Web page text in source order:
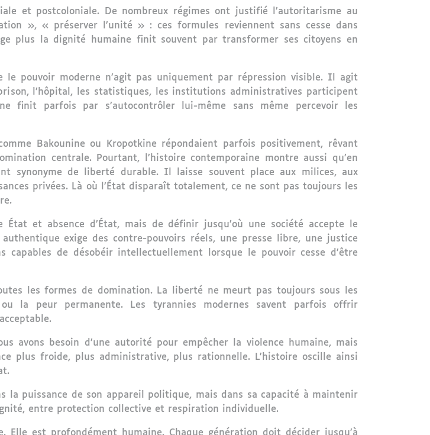
et postcoloniale. De nombreux régimes ont justifié l’autoritarisme au
», « préserver l’unité » : ces formules reviennent sans cesse dans
plus la dignité humaine finit souvent par transformer ses citoyens en
pouvoir moderne n’agit pas uniquement par répression visible. Il agit
l’hôpital, les statistiques, les institutions administratives participent
finit parfois par s’autocontrôler lui-même sans même percevoir les
Bakounine ou Kropotkine répondaient parfois positivement, rêvant
centrale. Pourtant, l’histoire contemporaine montre aussi qu’en
synonyme de liberté durable. Il laisse souvent place aux milices, aux
privées. Là où l’État disparaît totalement, ce ne sont pas toujours les
et absence d’État, mais de définir jusqu’où une société accepte le
exige des contre-pouvoirs réels, une presse libre, une justice
de désobéir intellectuellement lorsque le pouvoir cesse d’être
les formes de domination. La liberté ne meurt pas toujours sous les
la peur permanente. Les tyrannies modernes savent parfois offrir
avons besoin d’une autorité pour empêcher la violence humaine, mais
plus froide, plus administrative, plus rationnelle. L’histoire oscille ainsi
la puissance de son appareil politique, mais dans sa capacité à maintenir
entre protection collective et respiration individuelle.